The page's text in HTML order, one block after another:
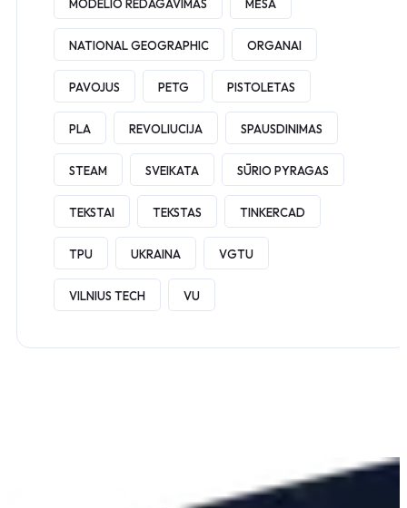
MODELIO REDAGAVIMAS MĖSA
NATIONAL GEOGRAPHIC ORGANAI
PAVOJUS PETG PISTOLETAS
PLA REVOLIUCIJA SPAUSDINIMAS
STEAM SVEIKATA SŪRIO PYRAGAS
TEKSTAI TEKSTAS TINKERCAD
TPU UKRAINA VGTU
VILNIUS TECH VU